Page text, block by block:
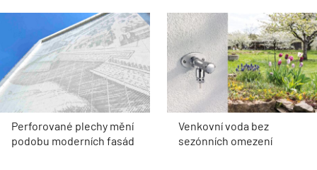
Perforované plechy mění
podobu moderních fasád
Venkovní voda bez
sezónních omezení